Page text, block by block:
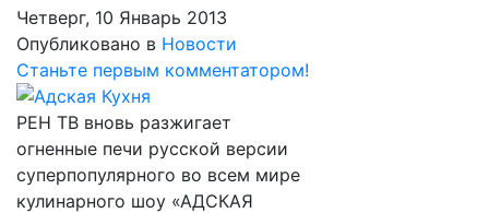
Четверг, 10 Январь 2013
Опубликовано в Новости
Станьте первым комментатором!
РЕН ТВ вновь разжигает
огненные печи русской версии
суперпопулярного во всем мире
кулинарного шоу «АДСКАЯ